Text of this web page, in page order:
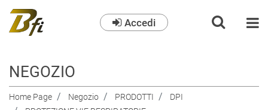
Accedi
NEGOZIO
Home Page Negozio PRODOTTI
DPI